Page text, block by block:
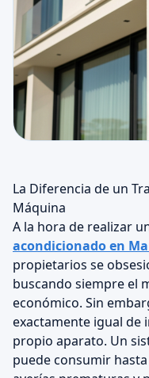
La Diferencia de un
Máquina
A la hora de realizar
acondicionado en
propietarios se
buscando siempre el
económico. Sin
exactamente igual de
propio aparato. Un
puede consumir